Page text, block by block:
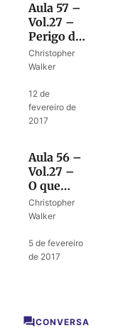
Aula 57 –
Vol.27 –
Perigo de
ficar fora
do
de Deus
na Nova
Aliança
Christopher
Walker
12 de
fevereiro de
2017
Aula 56 –
Vol.27 –
O que
significa
ser levado
cativeiro
Christopher
Walker
5 de fevereiro
de 2017
CONVERSA